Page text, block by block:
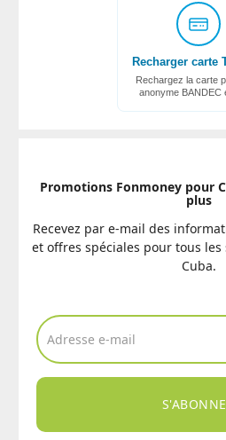
Recharger carte
Rechargez la carte
anonyme BANDEC
Promotions Fonmoney pour
plus
Recevez par e-mail des
et offres spéciales pour tous les
Cuba.